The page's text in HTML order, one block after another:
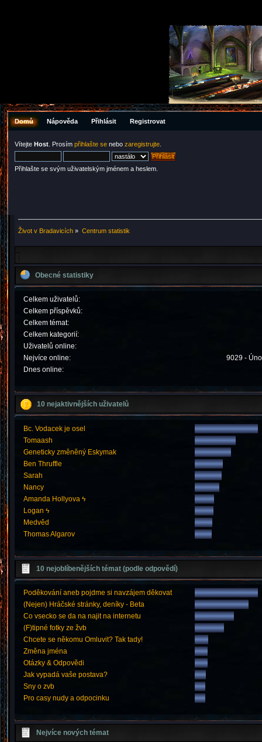
Domů Nápověda Přihlásit Registrovat
Vítejte Host . Prosím přihlašte se nebo zaregistrujte
Přihlašte se svým uživatelským jménem a heslem.
Život v Bradavicích » Centrum statistik
Obecné statistiky
Celkem uživatelů:
Celkem příspěvků:
Celkem témat:
Celkem kategorií:
Uživatelů online:
Nejvíce online:
9029 -
Dnes online:
10 nejaktivnějších uživatelů
Bc. Vodacek je osel
Tomaash
Geneticky změněný Eskymak
Ben Thruffle
Sarah
Nancy
Amanda Hollyova ϟ
Logan ϟ
Medvěd
Thomas Algarov
10 nejoblíbenějších témat (podle odpovědí)
Poděkování aneb pojdme si navzájem děkovat
(Nejen) Hráčské stránky, deníky - Beta
Co vsecko se da na najit na internetu
(F)tipné fotky ze žvb
Chcete se někomu Omluvit? Tak tady!
Změna jména
Otázky & Odpovědi
Jak vypadá vaše postava?
Sny o zvb
Pro casy nudy a odpocinku
Nejvíce nových témat